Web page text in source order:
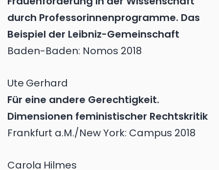
durch Professorinnenprogramme. Das
Beispiel der Leibniz-Gemeinschaft
Baden-Baden: Nomos 2018
Ute Gerhard
Für eine andere Gerechtigkeit.
Dimensionen feministischer Rechtskritik
Frankfurt a.M./New York: Campus 2018
Carola Hilmes